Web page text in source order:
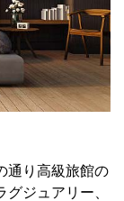
通り高級旅館の
ジュアリー、